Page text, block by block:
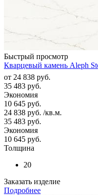
Быстрый просмотр
Кварцевый камень Aleph
от 24 838 руб.
35 483 руб.
Экономия
10 645 руб.
24 838 руб. /кв.м.
35 483 руб.
Экономия
10 645 руб.
Толщина
20
Заказать изделие
Подробнее